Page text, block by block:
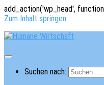
add_action('wp_head',
Zum Inhalt springen
Suchen nach: